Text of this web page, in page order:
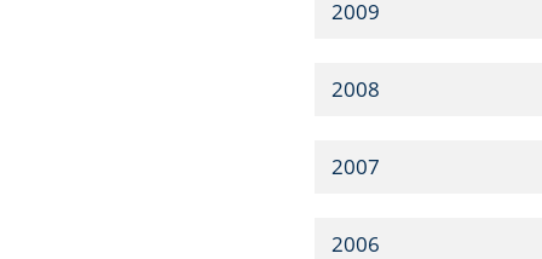
2009
2008
2007
2006